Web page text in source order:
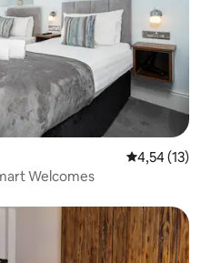
Gemiddelde
4,54 (13)
Welcomes